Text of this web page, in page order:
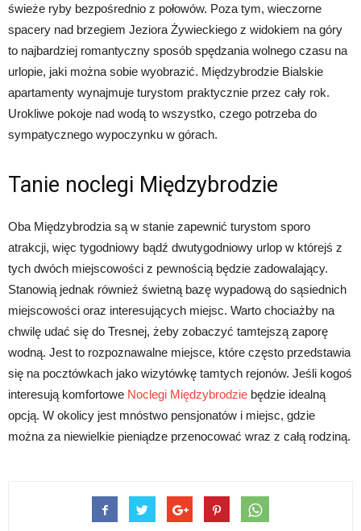
świeże ryby bezpośrednio z połowów. Poza tym, wieczorne
spacery nad brzegiem Jeziora Żywieckiego z widokiem na góry
to najbardziej romantyczny sposób spędzania wolnego czasu na
urlopie, jaki można sobie wyobrazić. Międzybrodzie Bialskie
apartamenty wynajmuje turystom praktycznie przez cały rok.
Urokliwe pokoje nad wodą to wszystko, czego potrzeba do
sympatycznego wypoczynku w górach.
Tanie noclegi Międzybrodzie
Oba Międzybrodzia są w stanie zapewnić turystom sporo
atrakcji, więc tygodniowy bądź dwutygodniowy urlop w którejś z
tych dwóch miejscowości z pewnością będzie zadowalający.
Stanowią jednak również świetną bazę wypadową do sąsiednich
miejscowości oraz interesujących miejsc. Warto chociażby na
chwilę udać się do Tresnej, żeby zobaczyć tamtejszą zaporę
wodną. Jest to rozpoznawalne miejsce, które często przedstawia
się na pocztówkach jako wizytówkę tamtych rejonów. Jeśli kogoś
interesują komfortowe Noclegi Międzybrodzie będzie idealną
opcją. W okolicy jest mnóstwo pensjonatów i miejsc, gdzie
można za niewielkie pieniądze przenocować wraz z całą rodziną.